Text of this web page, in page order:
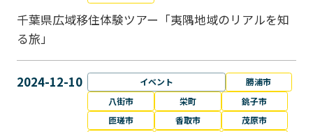
千葉県広域移住体験ツアー「夷隅地域のリアルを知
る旅」
2024-12-10 イベント
勝浦市
八街市
栄町
銚子市
匝瑳市
香取市
茂原市